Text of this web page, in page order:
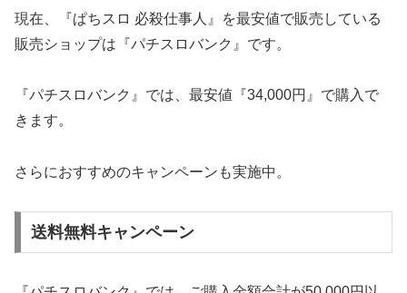
現在、『ぱちスロ 必殺仕事人』を最安値で販売している
販売ショップは『パチスロバンク』です。
『パチスロバンク』では、最安値『34,000円』で購入で
きます。
さらにおすすめのキャンペーンも実施中。
送料無料キャンペーン